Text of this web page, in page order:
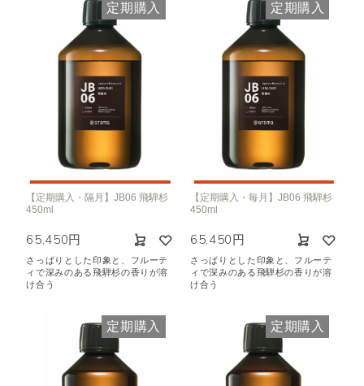
定期購入
【定期購入・隔月】JB06 飛騨杉
450ml
65,450円
さっぱりとした印象と、フルーテ
ィで深みのある飛騨杉の香りが溶
け合う
定期購入
【定期購入・毎月】JB06 飛騨杉
450ml
65,450円
さっぱりとした印象と、フルーテ
ィで深みのある飛騨杉の香りが溶
け合う
定期購入 定期購入